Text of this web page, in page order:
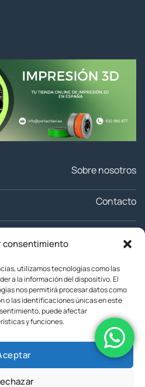
consentimiento
utilizamos tecnologías como las
a la información del dispositivo. El
nos permitirá procesar datos como
o las identificaciones únicas en este
puede afectar
y funciones.
Sobre nosotros
Contacto
Devoluciones